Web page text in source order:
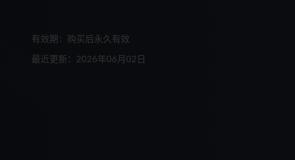
有效期：购买后永久有效
最近更新：2026年06月02日